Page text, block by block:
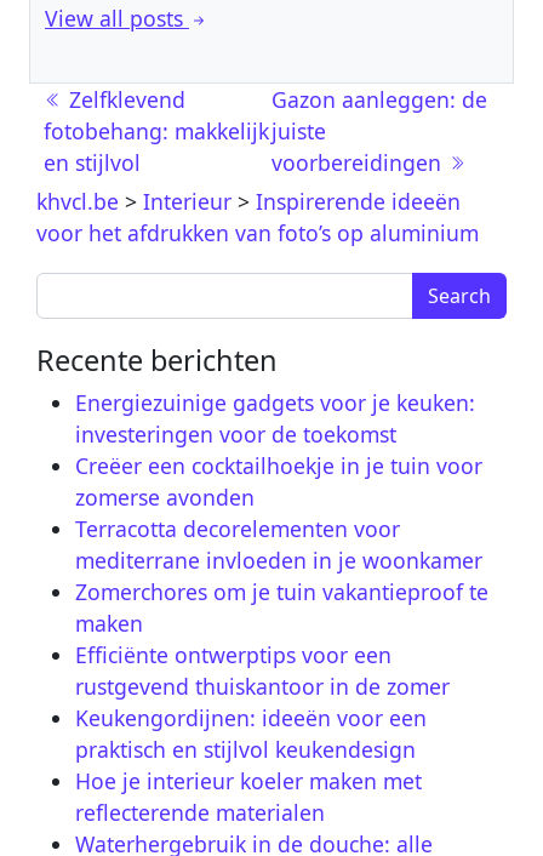
View all posts
Post navigation
Zelfklevend
fotobehang: makkelijk
en stijlvol
Gazon aanleggen: de
juiste
voorbereidingen
khvcl.be > Interieur > Inspirerende ideeën
voor het afdrukken van foto’s op aluminium
Search for:
Recente berichten
Energiezuinige gadgets voor je keuken:
investeringen voor de toekomst
Creëer een cocktailhoekje in je tuin voor
zomerse avonden
Terracotta decorelementen voor
mediterrane invloeden in je woonkamer
Zomerchores om je tuin vakantieproof te
maken
Efficiënte ontwerptips voor een
rustgevend thuiskantoor in de zomer
Keukengordijnen: ideeën voor een
praktisch en stijlvol keukendesign
Hoe je interieur koeler maken met
reflecterende materialen
Waterhergebruik in de douche: alle